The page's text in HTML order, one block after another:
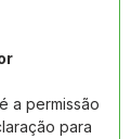
a permissão
para